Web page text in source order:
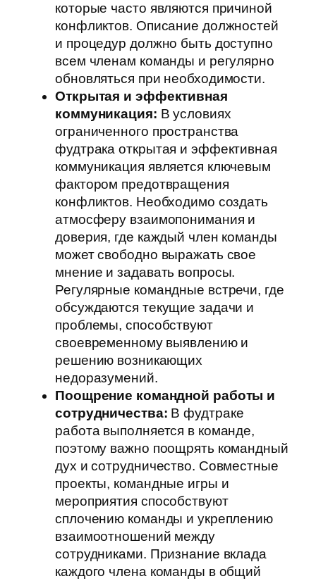
которые часто являются причиной
конфликтов. Описание должностей
и процедур должно быть доступно
всем членам команды и регулярно
обновляться при необходимости.
Открытая и эффективная
коммуникация: В условиях
ограниченного пространства
фудтрака открытая и эффективная
коммуникация является ключевым
фактором предотвращения
конфликтов. Необходимо создать
атмосферу взаимопонимания и
доверия, где каждый член команды
может свободно выражать свое
мнение и задавать вопросы.
Регулярные командные встречи, где
обсуждаются текущие задачи и
проблемы, способствуют
своевременному выявлению и
решению возникающих
недоразумений.
Поощрение командной работы и
сотрудничества: В фудтраке
работа выполняется в команде,
поэтому важно поощрять командный
дух и сотрудничество. Совместные
проекты, командные игры и
мероприятия способствуют
сплочению команды и укреплению
взаимоотношений между
сотрудниками. Признание вклада
каждого члена команды в общий